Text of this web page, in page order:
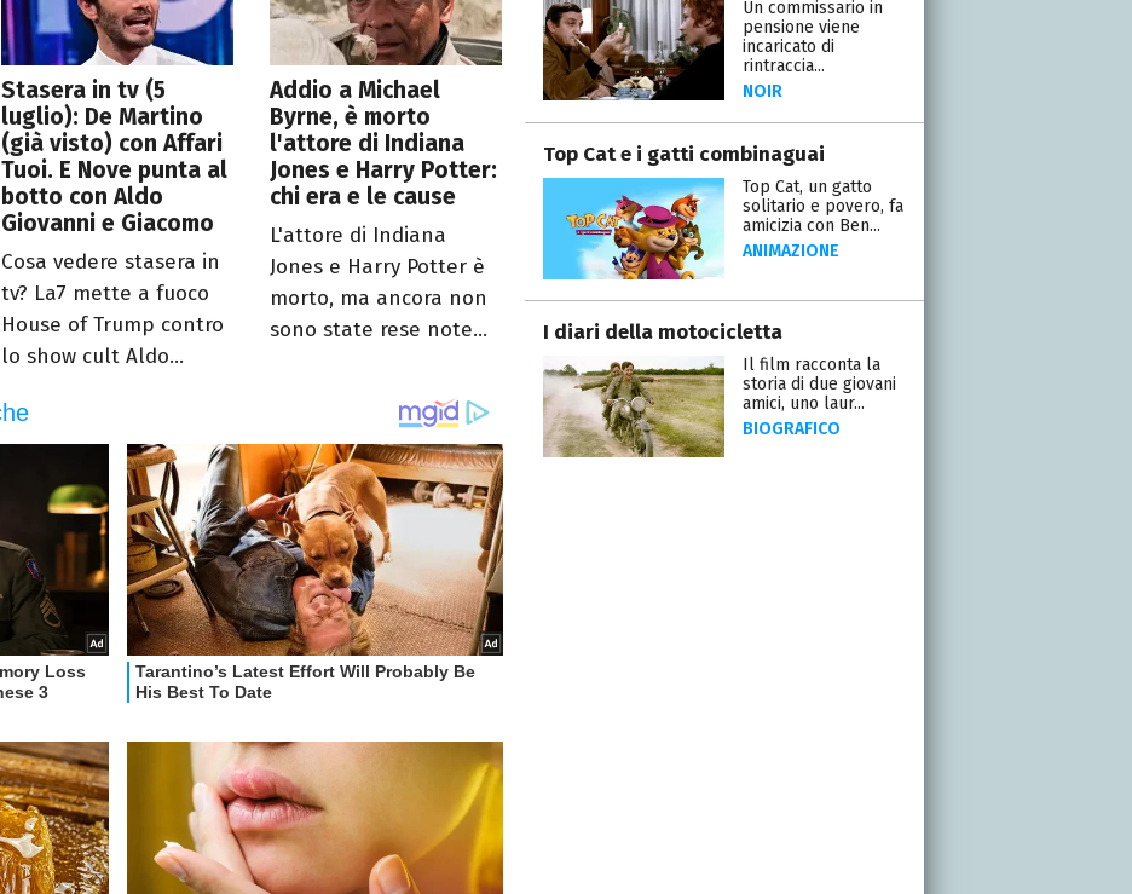
Stasera in tv (5
luglio): De Martino
(già visto) con Affari
Tuoi. E Nove punta al
botto con Aldo
Giovanni e Giacomo
Cosa vedere stasera in
tv? La7 mette a fuoco
House of Trump contro
lo show cult Aldo...
Addio a Michael
Byrne, è morto
l'attore di Indiana
Jones e Harry Potter:
chi era e le cause
L'attore di Indiana
Jones e Harry Potter è
morto, ma ancora non
sono state rese note...
Un commissario in
pensione viene
incaricato di
rintraccia...
NOIR
Top Cat e i gatti combinaguai
Top Cat, un gatto
solitario e povero, fa
amicizia con Ben...
ANIMAZIONE
I diari della motocicletta
Il film racconta la
storia di due giovani
amici, uno laur...
BIOGRAFICO